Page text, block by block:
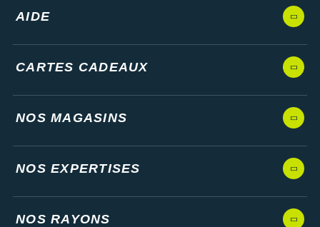
AIDE
CARTES CADEAUX
NOS MAGASINS
NOS EXPERTISES
NOS RAYONS